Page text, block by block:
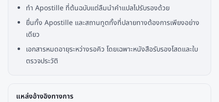
ทำ Apostille ที่ต้นฉบับแต่ลืมนำคำแปลไปรับรองด้วย
ยื่นทั้ง Apostille และสถานทูตทั้งที่ปลายทางต้องการเพียงอย่าง
เดียว
เอกสารหมดอายุระหว่างรอคิว โดยเฉพาะหนังสือรับรองโสดและใบ
ตรวจประวัติ
แหล่งอ้างอิงทางการ